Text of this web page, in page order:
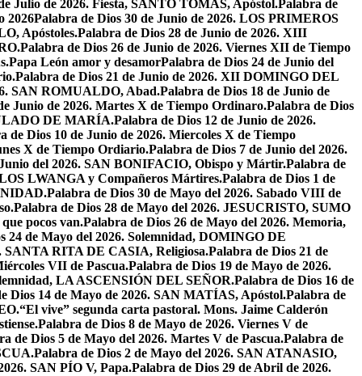
Julio de 2026. Fiesta, SANTO TOMÁS, Apóstol.Palabra de
2026Palabra de Dios 30 de Junio de 2026. LOS PRIMEROS
Apóstoles.Palabra de Dios 28 de Junio de 2026. XIII
Palabra de Dios 26 de Junio de 2026. Viernes XII de Tiempo
Papa León amor y desamorPalabra de Dios 24 de Junio del
Palabra de Dios 21 de Junio de 2026. XII DOMINGO DEL
SAN ROMUALDO, Abad.Palabra de Dios 18 de Junio de
Junio de 2026. Martes X de Tiempo Ordinaro.Palabra de Dios
DE MARÍA.Palabra de Dios 12 de Junio de 2026.
de Dios 10 de Junio de 2026. Miercoles X de Tiempo
X de Tiempo Ordiario.Palabra de Dios 7 de Junio del 2026.
del 2026. SAN BONIFACIO, Obispo y Mártir.Palabra de
LWANGA y Compañeros Mártires.Palabra de Dios 1 de
Palabra de Dios 30 de Mayo del 2026. Sabado VIII de
Palabra de Dios 28 de Mayo del 2026. JESUCRISTO, SUMO
pocos van.Palabra de Dios 26 de Mayo del 2026. Memoria,
24 de Mayo del 2026. Solemnidad, DOMINGO DE
SANTA RITA DE CASIA, Religiosa.Palabra de Dios 21 de
VII de Pascua.Palabra de Dios 19 de Mayo de 2026.
LA ASCENSIÓN DEL SEÑOR.Palabra de Dios 16 de
Dios 14 de Mayo de 2026. SAN MATÍAS, Apóstol.Palabra de
“El vive” segunda carta pastoral. Mons. Jaime Calderón
Palabra de Dios 8 de Mayo de 2026. Viernes V de
de Dios 5 de Mayo del 2026. Martes V de Pascua.Palabra de
Palabra de Dios 2 de Mayo del 2026. SAN ATANASIO,
SAN PÍO V, Papa.Palabra de Dios 29 de Abril de 2026.